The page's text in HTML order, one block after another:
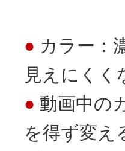
カラー：
見えにくく
動画中の
を得ず変え